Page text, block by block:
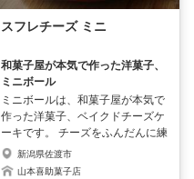
スフレチーズ ミニ
和菓子屋が本気で作った洋菓子、
ミニボール
ミニボールは、和菓子屋が本気で
作った洋菓子、ベイクドチーズケ
ーキです。 チーズをふんだんに練
りこみ、濃厚な味わい、佐渡と国
産の材料にこだわり、職人がひと
新潟県佐渡市
山本喜助菓子店